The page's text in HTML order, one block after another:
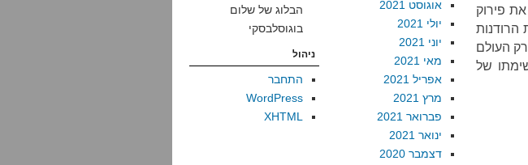
פירוק
העולם
של
אוגוסט 2021
יולי 2021
יוני 2021
מאי 2021
אפריל 2021
מרץ 2021
פברואר 2021
ינואר 2021
דצמבר 2020
הבלוג של שלום
בוגוסלבסקי
ניהול
התחבר
WordPress
XHTML